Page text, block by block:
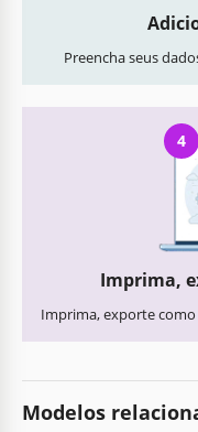
Preencha seus
4
Imprima,
Imprima, exporte
Modelos